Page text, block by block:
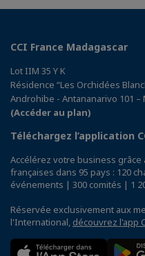
CCI France Madagascar
Lot IIM 35 Y K
Résidence “Les Orchidées
Androhibe - Antananarivo 101 –
(Accéder au plan)
Téléchargez l’application
Accélérez votre business
françaises dans 95 pays : 120
événements | 300 comités | 1
Réservée exclusivement aux
l'International, découvrez l'app